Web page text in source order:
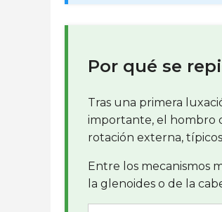
Por qué se
Tras una primera
importante, el hombro
rotación externa,
Entre los mecanismos
la glenoides o de la